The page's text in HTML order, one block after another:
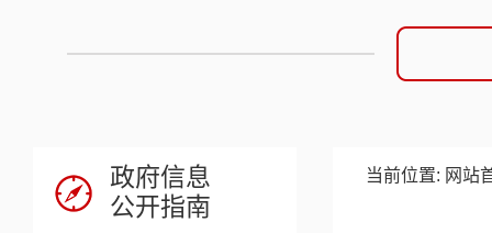
政府信息
公开指南
当前位置: 网站